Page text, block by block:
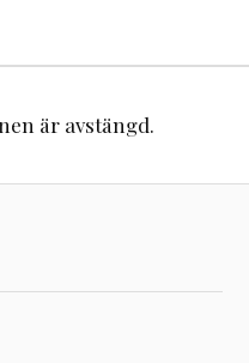
är avstängd.